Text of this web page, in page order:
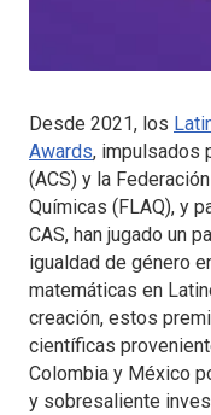
Desde 2021, los
Awards, impulsados
(ACS) y la
Químicas (FLAQ), y
CAS, han jugado un
igualdad de género
matemáticas en
creación, estos
científicas
Colombia y México
y sobresaliente